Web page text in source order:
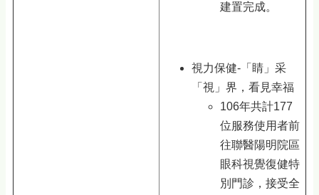
建置完成。
視力保健-「睛」采
「視」界，看見幸福
106年共計177
位服務使用者前
往聯醫陽明院區
眼科視覺復健特
別門診，接受全